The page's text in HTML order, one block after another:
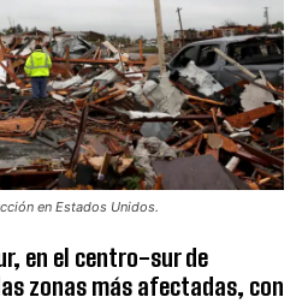
en Estados Unidos.
en el centro-sur de
zonas más afectadas, con